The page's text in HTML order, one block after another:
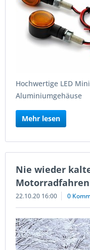
Hochwertige LED
Aluminiumgehäuse
Mehr lesen
Nie wieder
22.10.20 16:00 0